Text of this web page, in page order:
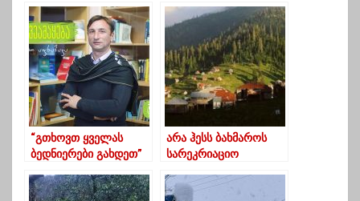
ტოტოჩავა
მომარაგება ისევ
“გთხოვთ ყველას
ბედნიერები გახდეთ”
სიკეთის
არა ჰესს ბახმაროს
სარეკრიაციო